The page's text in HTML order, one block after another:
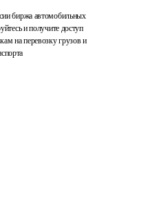
биржа автомобильных
и получите доступ
на перевозку грузов и